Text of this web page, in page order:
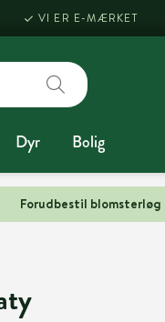
Forudbestil
VI ER E-MÆRKET
Dyr Bolig